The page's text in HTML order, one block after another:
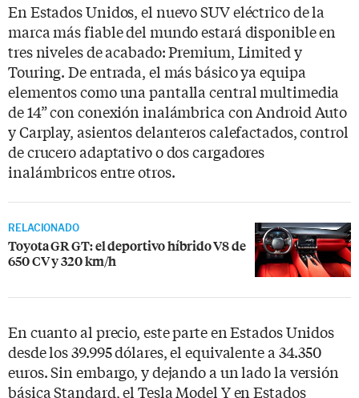
En Estados Unidos, el nuevo SUV eléctrico de la
marca más fiable del mundo estará disponible en
tres niveles de acabado: Premium, Limited y
Touring. De entrada, el más básico ya equipa
elementos como una pantalla central multimedia
de 14” con conexión inalámbrica con Android Auto
y Carplay, asientos delanteros calefactados, control
de crucero adaptativo o dos cargadores
inalámbricos entre otros.
RELACIONADO
Toyota GR GT: el deportivo híbrido V8 de
650 CV y 320 km/h
En cuanto al precio, este parte en Estados Unidos
desde los 39.995 dólares, el equivalente a 34.350
euros. Sin embargo, y dejando a un lado la versión
básica Standard, el Tesla Model Y en Estados